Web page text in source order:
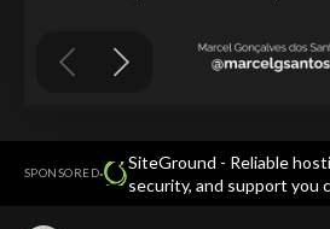
SPONSORED·
SiteGround - Reliable
security, and support you